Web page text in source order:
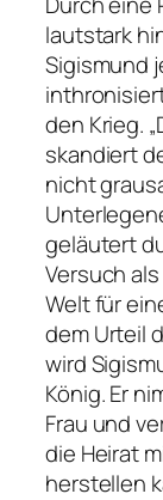
lautstark
Sigismund
den Krieg.
skandiert
nicht
geläutert
Versuch
Welt für
dem Urteil
wird
König. Er
Frau und
die Heirat
herstellen